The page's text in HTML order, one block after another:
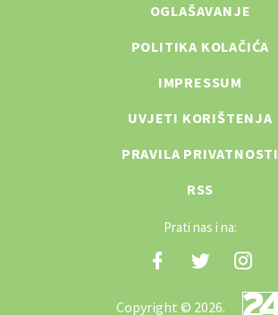
OGLAŠAVANJE
POLITIKA KOLAČIĆA
IMPRESSUM
UVJETI KORIŠTENJA
PRAVILA PRIVATNOSTI
RSS
Prati nas i na:
Copyright © 2026.